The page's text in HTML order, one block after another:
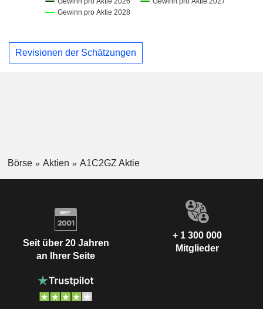
Revisionen der Schätzungen
Börse Aktien A1C2GZ Aktie
Seit über 20 Jahren
an Ihrer Seite
+ 1 300 000
Mitglieder